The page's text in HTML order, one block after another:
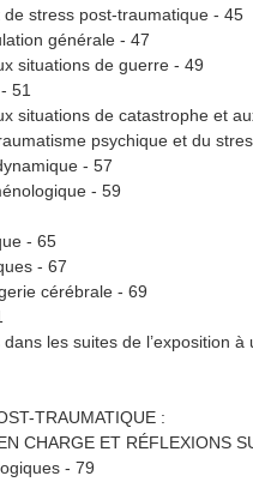
de stress post-traumatique - 45
générale - 47
situations de guerre - 49
51
situations de catastrophe et
psychique et du
- 57
- 59
- 65
- 67
cérébrale - 69
les suites de l’exposition
TRAUMATIQUE :
CHARGE ET RÉFLEXIONS
- 79